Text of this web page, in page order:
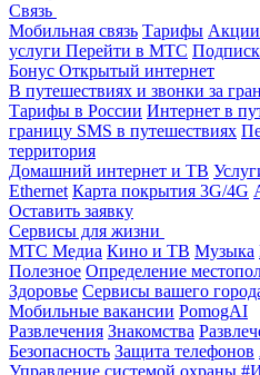
Связь
Мобильная связь Тарифы
услуги Перейти в МТС
Бонус Открытый интернет
В путешествиях и звонки за
Тарифы в России Интернет в
границу SMS в путешествиях
территория
Домашний интернет и ТВ
Ethernet Карта покрытия 3G/4G
Оставить заявку
Сервисы для жизни
МТС Медиа Кино и ТВ Музыка
Полезное Определение
Здоровье Сервисы вашего
Мобильные вакансии PomogAI
Развлечения Знакомства
Безопасность Защита телефонов
Управление системой охраны